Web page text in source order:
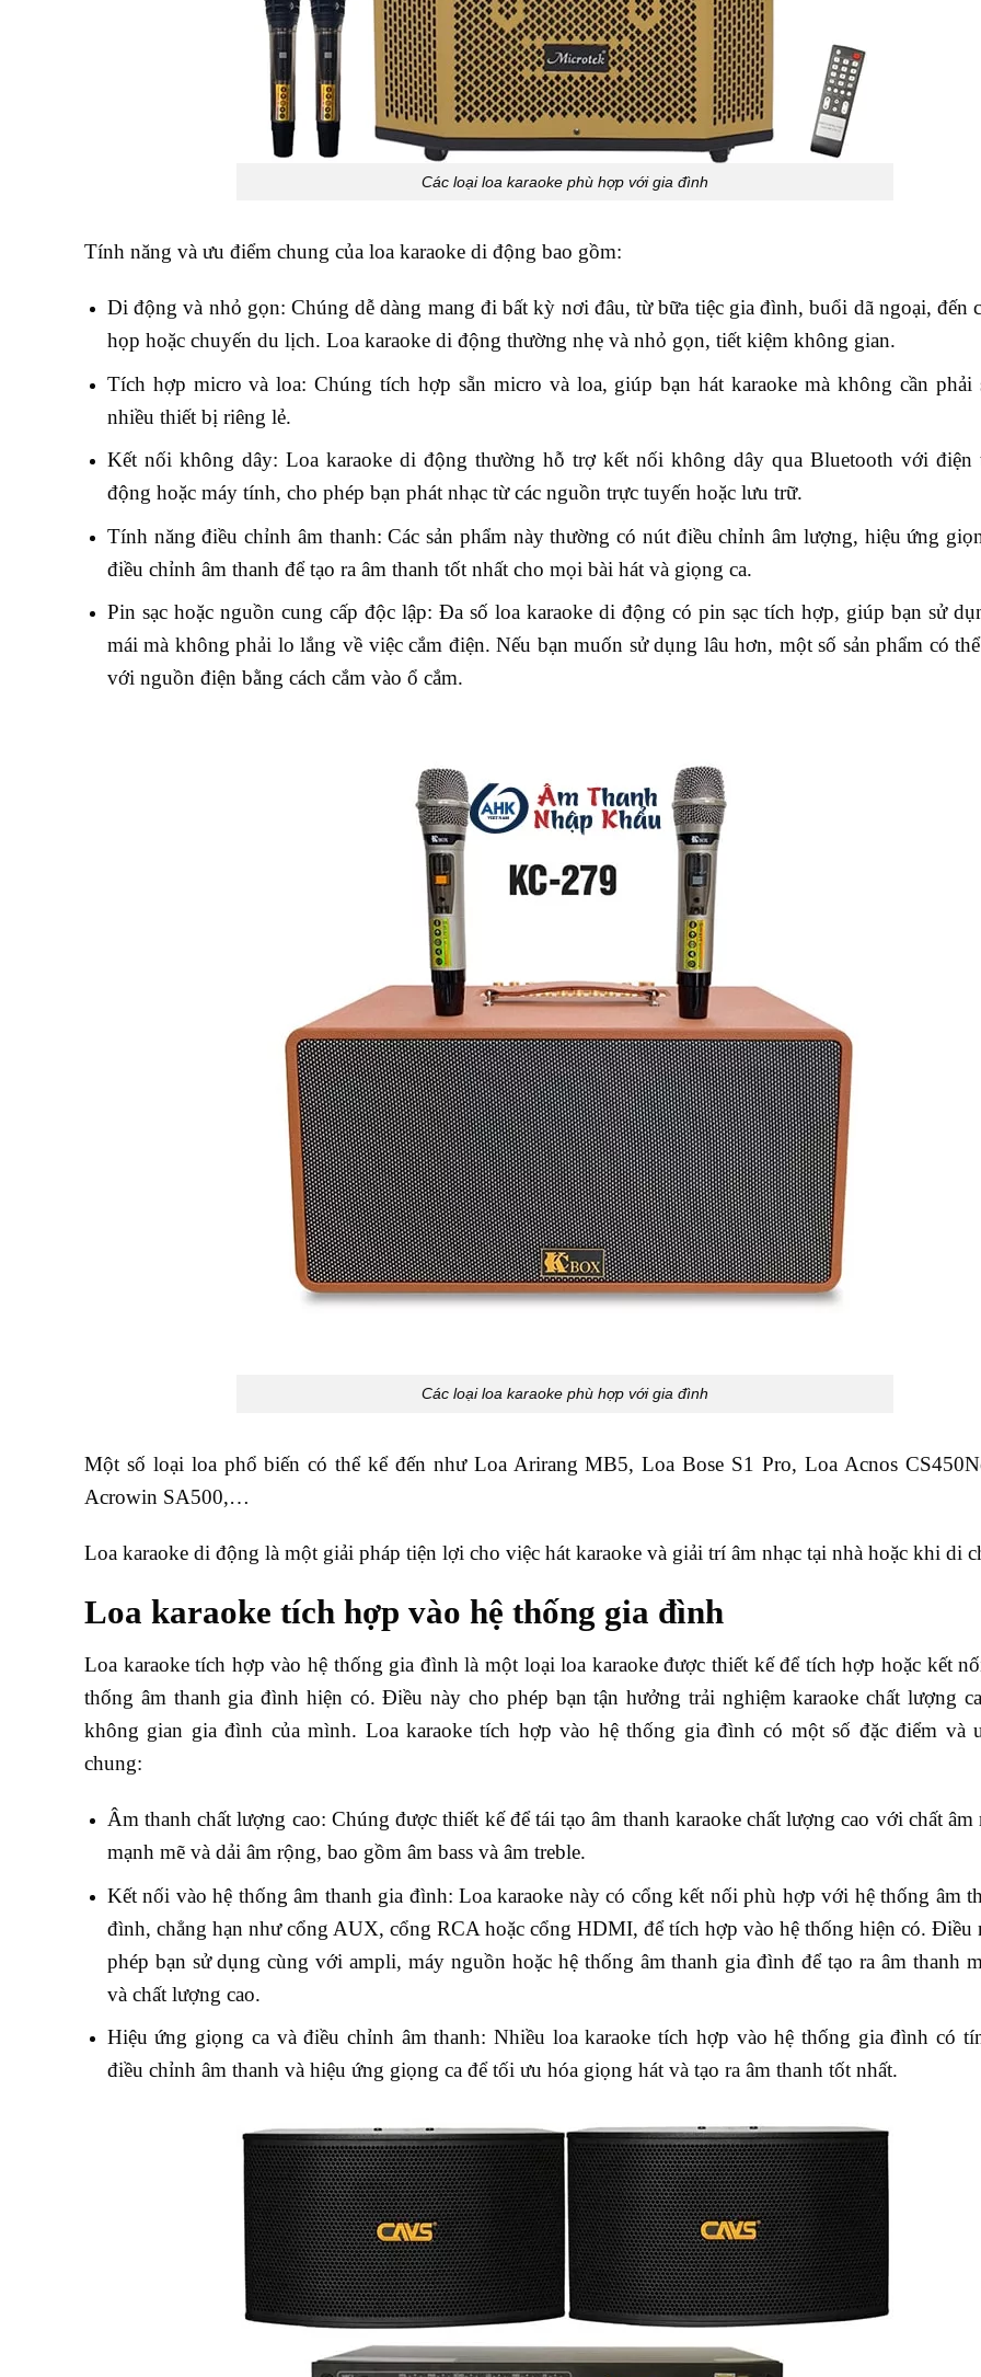
Các loại loa karaoke phù hợp với gia đình
Tính năng và ưu điểm chung của loa karaoke di động bao gồm:
Di động và nhỏ gọn: Chúng dễ dàng mang đi bất kỳ nơi đâu, từ bữa tiệc gia đình, buổi dã ngoại, đến
họp hoặc chuyến du lịch. Loa karaoke di động thường nhẹ và nhỏ gọn, tiết kiệm không gian.
Tích hợp micro và loa: Chúng tích hợp sẵn micro và loa, giúp bạn hát karaoke mà không cần phải
nhiều thiết bị riêng lẻ.
Kết nối không dây: Loa karaoke di động thường hỗ trợ kết nối không dây qua Bluetooth với điện
động hoặc máy tính, cho phép bạn phát nhạc từ các nguồn trực tuyến hoặc lưu trữ.
Tính năng điều chỉnh âm thanh: Các sản phẩm này thường có nút điều chỉnh âm lượng, hiệu ứng
điều chỉnh âm thanh để tạo ra âm thanh tốt nhất cho mọi bài hát và giọng ca.
Pin sạc hoặc nguồn cung cấp độc lập: Đa số loa karaoke di động có pin sạc tích hợp, giúp bạn sử
mái mà không phải lo lắng về việc cắm điện. Nếu bạn muốn sử dụng lâu hơn, một số sản phẩm có
với nguồn điện bằng cách cắm vào ổ cắm.
Các loại loa karaoke phù hợp với gia đình
Một số loại loa phổ biến có thể kể đến như Loa Arirang MB5, Loa Bose S1 Pro, Loa Acnos
Acrowin SA500,…
Loa karaoke di động là một giải pháp tiện lợi cho việc hát karaoke và giải trí âm nhạc tại nhà hoặc khi di
Loa karaoke tích hợp vào hệ thống gia đình
Loa karaoke tích hợp vào hệ thống gia đình là một loại loa karaoke được thiết kế để tích hợp hoặc kết
thống âm thanh gia đình hiện có. Điều này cho phép bạn tận hưởng trải nghiệm karaoke chất lượng
không gian gia đình của mình. Loa karaoke tích hợp vào hệ thống gia đình có một số đặc điểm và
chung:
Âm thanh chất lượng cao: Chúng được thiết kế để tái tạo âm thanh karaoke chất lượng cao với chất âm
mạnh mẽ và dải âm rộng, bao gồm âm bass và âm treble.
Kết nối vào hệ thống âm thanh gia đình: Loa karaoke này có cổng kết nối phù hợp với hệ thống âm
đình, chẳng hạn như cổng AUX, cổng RCA hoặc cổng HDMI, để tích hợp vào hệ thống hiện có. Điều
phép bạn sử dụng cùng với ampli, máy nguồn hoặc hệ thống âm thanh gia đình để tạo ra âm thanh
và chất lượng cao.
Hiệu ứng giọng ca và điều chỉnh âm thanh: Nhiều loa karaoke tích hợp vào hệ thống gia đình có
điều chỉnh âm thanh và hiệu ứng giọng ca để tối ưu hóa giọng hát và tạo ra âm thanh tốt nhất.